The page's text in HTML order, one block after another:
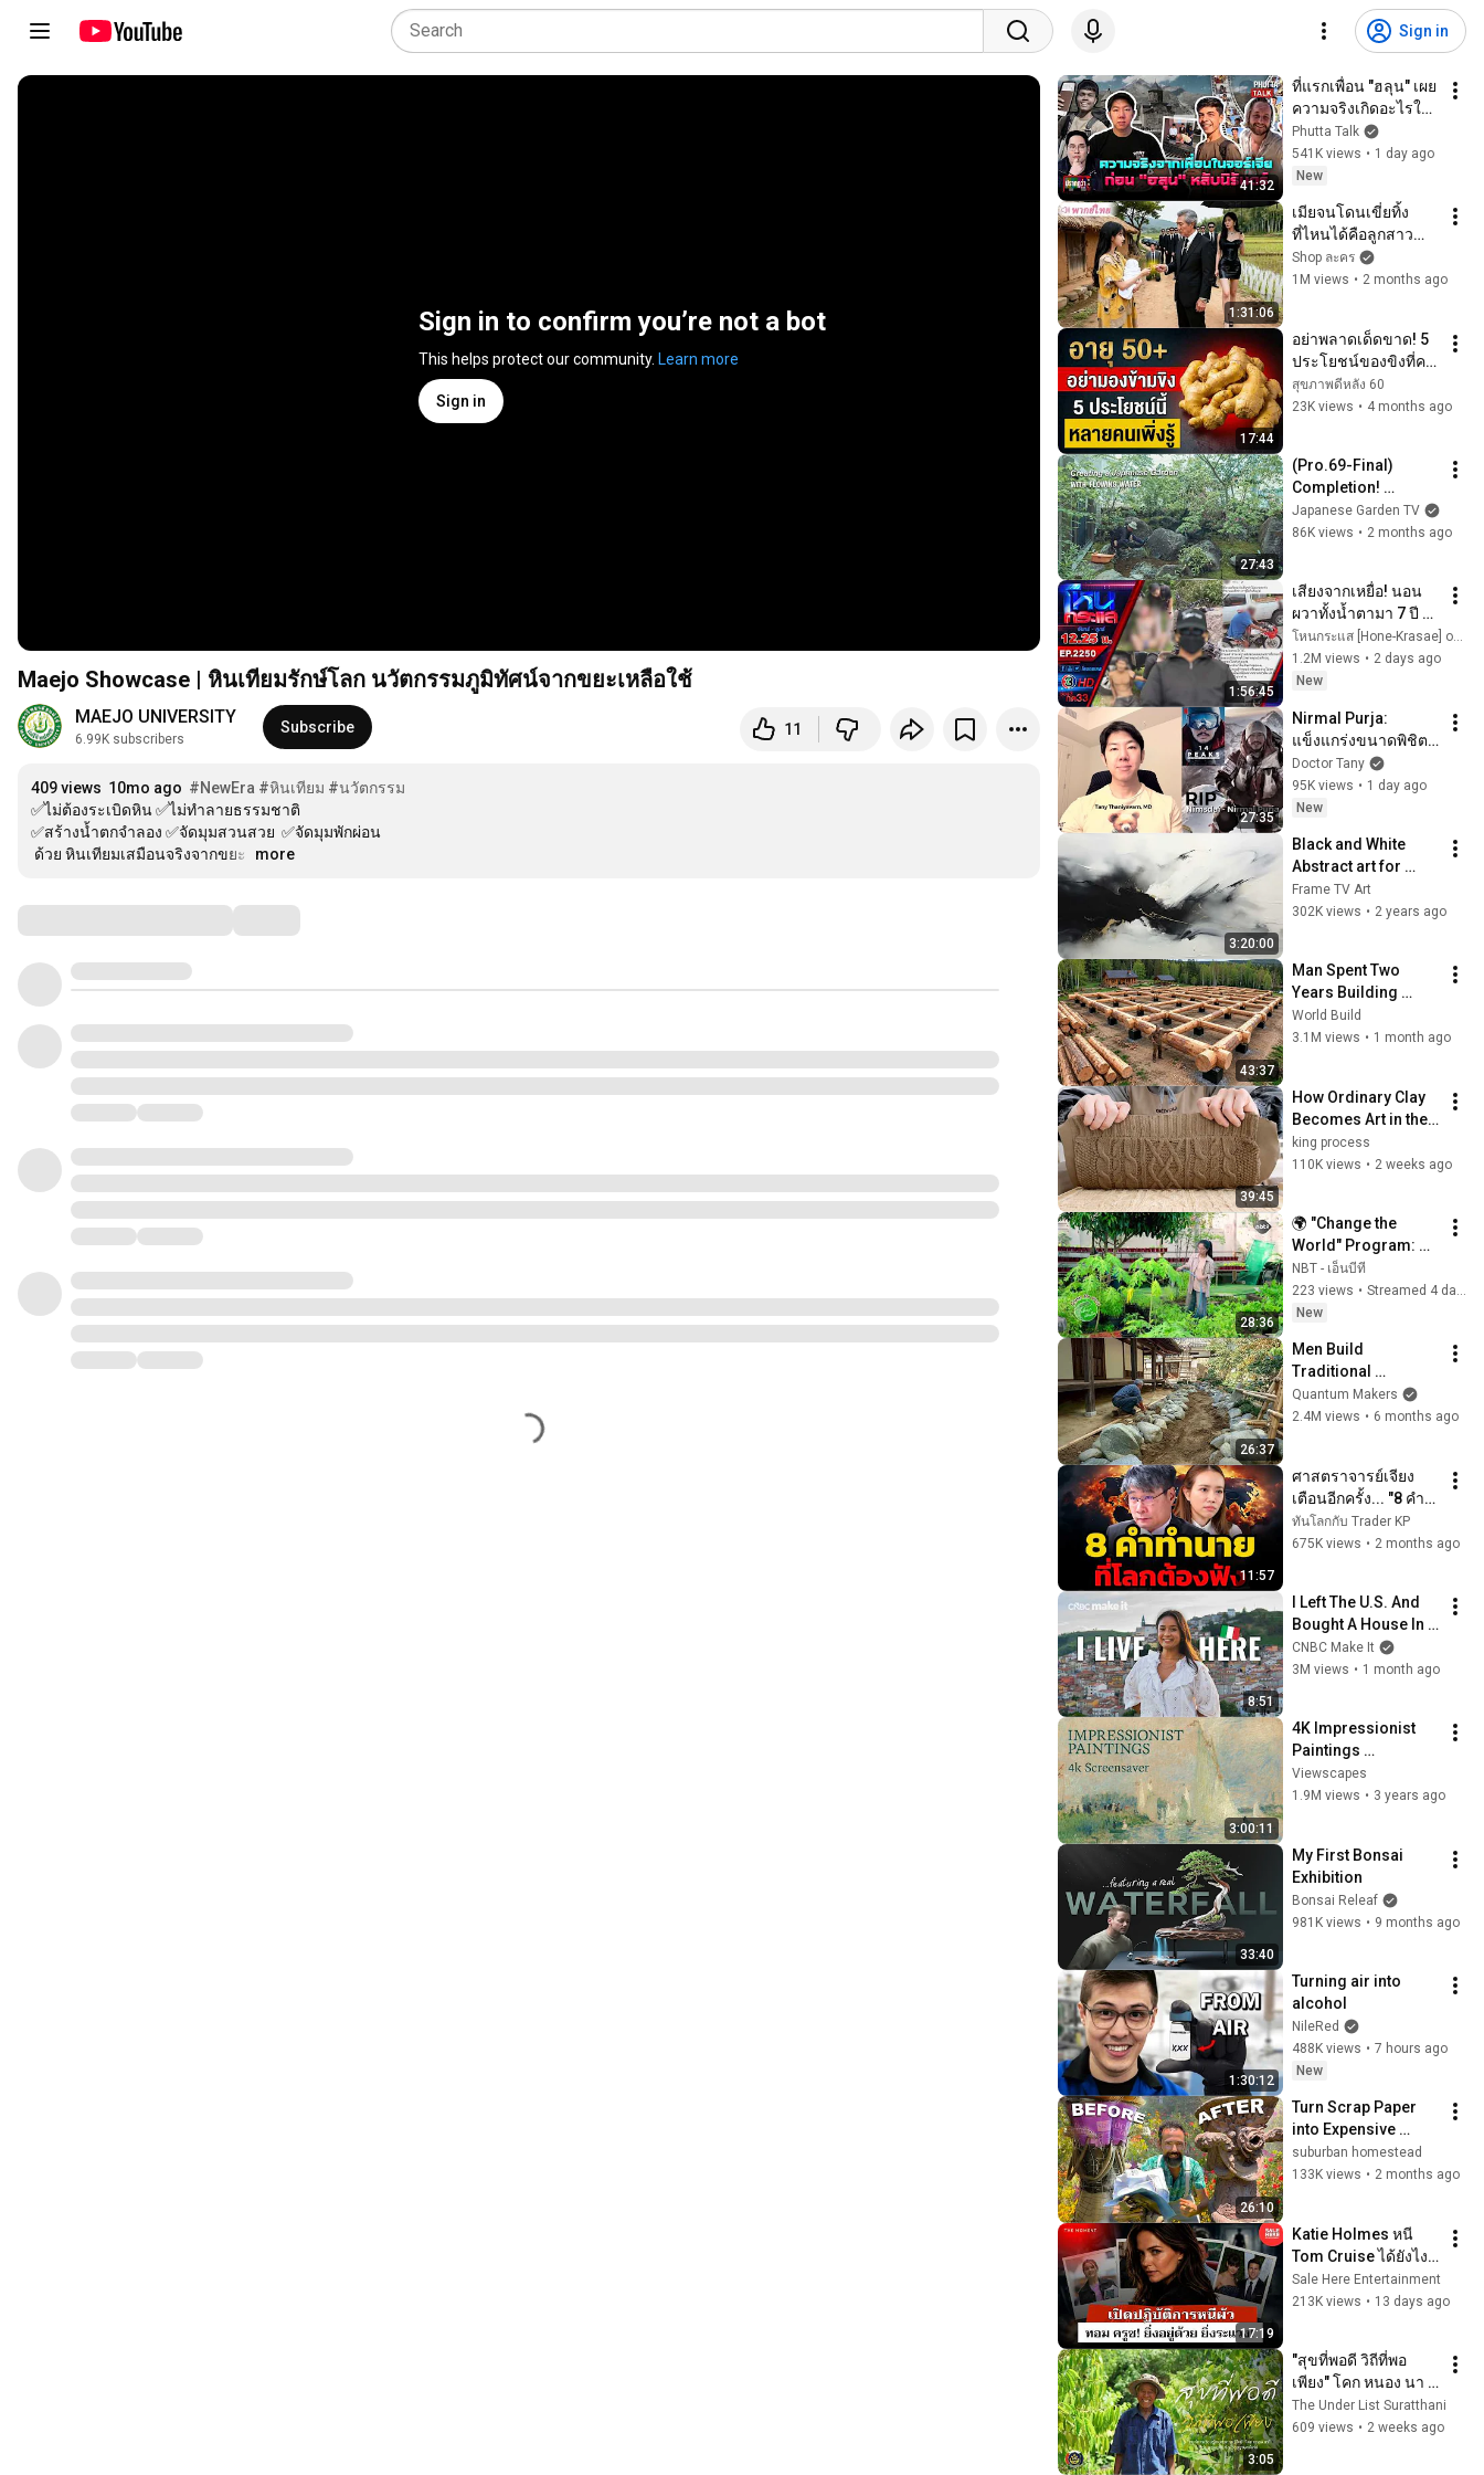
Sign in
Sign in to confirm you’re not a bot
This helps protect our community. Learn more
Sign in
Maejo Showcase | หินเทียมรักษ์โลก นวัตกรรมภูมิทัศน์จากขยะเหลือใช้
MAEJO UNIVERSITY
6.99K subscribers
Subscribe 11
409 views 10mo ago #NewEra #หินเทียม #นวัตกรรม
✅️ไม่ต้องระเบิดหิน ✅️ไม่ทำลายธรรมชาติ
✅️สร้างน้ำตกจำลอง ✅️จัดมุมสวนสวย  ✅️จัดมุมพักผ่อน
ด้วย หินเทียมเสมือนจริงจากขยะ
…
more
41:32
ที่แรกเพื่อน "ฮลุน" เผย
ความจริงเกิดอะไรใน
จอร์เจีย "หมอแทน"
ช่วยนาชาตาลาสาน
ฝันl ปรากฏว่า l 5 ส.ค.
Phutta Talk
541K views • 1 day ago
New
1:31:06
เมียจนโดนเขี่ยทิ้ง
ที่ไหนได้คือลูกสาว
มหาเศรษฐีรวยที่สุด
คนทรยศคุกเข่ารอคำ
Shop ละคร
1M views • 2 months ago
17:44
อย่าพลาดเด็ดขาด! 5
ประโยชน์ของขิงที่คน
อายุ 50+ รู้แล้วจะ
เสียใจที่รู้ช้า
สุขภาพดีหลัง 60
23K views • 4 months ago
27:43
(Pro.69-Final)
Completion!
Professional
Gardeners Building
Japanese Garden TV
86K views • 2 months ago
1:56:45
เสียงจากเหยื่อ! นอน
ผวาทั้งน้ำตามา 7 ปี
ขอศาลสั่งประหาร "ไอ้
ป๋อง" l EP.2250 l 3
ส.ค.69 l#โหนกระแส
โหนกระแส [Hone-Krasae] official
1.2M views • 2 days ago
New
27:35
Nirmal Purja:
แข็งแกร่งขนาดพิชิต
14 ยอดเขาใน 6 เดือน
แต่สุดท้ายเสียชีวิตบน
ภูเขา
Doctor Tany
95K views • 1 day ago
New
3:20:00
Black and White
Abstract art for
Frame TV | Smart TV
paintings |
Frame TV Art
302K views • 2 years ago
43:37
Man Spent Two
Years Building
HUGE Wooden
House for his
@bjornbrenton
World Build
3.1M views • 1 month ago
39:45
How Ordinary Clay
Becomes Art in the
Hands of Master
Potters. Korean
king process
110K views • 2 weeks ago
28:36
🌍 "Change the
World" Program:
Changing
Ourselves,
Changing the World,
NBT - เอ็นบีที
223 views •
Streamed 4 days ago
New
26:37
Men Build
Traditional
Japanese Garden
Over 3 Years | Start
TV
Quantum Makers
2.4M views • 6 months ago
11:57
ศาสตราจารย์เจียง
เตือนอีกครั้ง... "8 คำ
ทำนายใหม่" ที่จะพลิก
ชะตาโลก
ทันโลกกับ Trader KP
675K views • 2 months ago
8:51
I Left The U.S. And
Bought A House In
Italy For $13K
CNBC Make It
3M views • 1 month ago
3:00:11
4K Impressionist
Paintings
Screensaver | 3
Hours Fine Art
Viewscapes
1.9M views • 3 years ago
33:40
My First Bonsai
Exhibition
Bonsai Releaf
981K views • 9 months ago
1:30:12
Turning air into
alcohol
NileRed
488K views • 7 hours ago
New
26:10
Turn Scrap Paper
into Expensive
Garden Statuary
suburban homestead
133K views • 2 months ago
17:19
Katie Holmes หนี
Tom Cruise ได้ยังไง?
แผนลับ 11 วันที่โลก
ช็อก : The Moment
Sale Here Entertainment
213K views • 13 days ago
3:05
"สุขที่พอดี วิถีที่พอ
เพียง" โคก หนอง นา
อำเภอพุนพิน จังหวัด
สุราษฎร์ธานี
The Under List Suratthani
609 views • 2 weeks ago